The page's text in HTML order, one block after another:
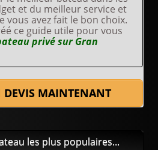
et du meilleur service et
vous avez fait le bon choix.
ce guide utile pour vous
privé sur Gran
DEVIS MAINTENANT
les plus populaires...